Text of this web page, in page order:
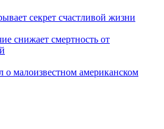
секрет счастливой жизни
снижает смертность от
о малоизвестном американском